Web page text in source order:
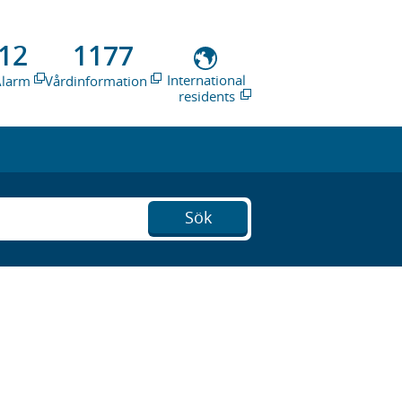
1177
Vårdinformation
International
residents
Sök